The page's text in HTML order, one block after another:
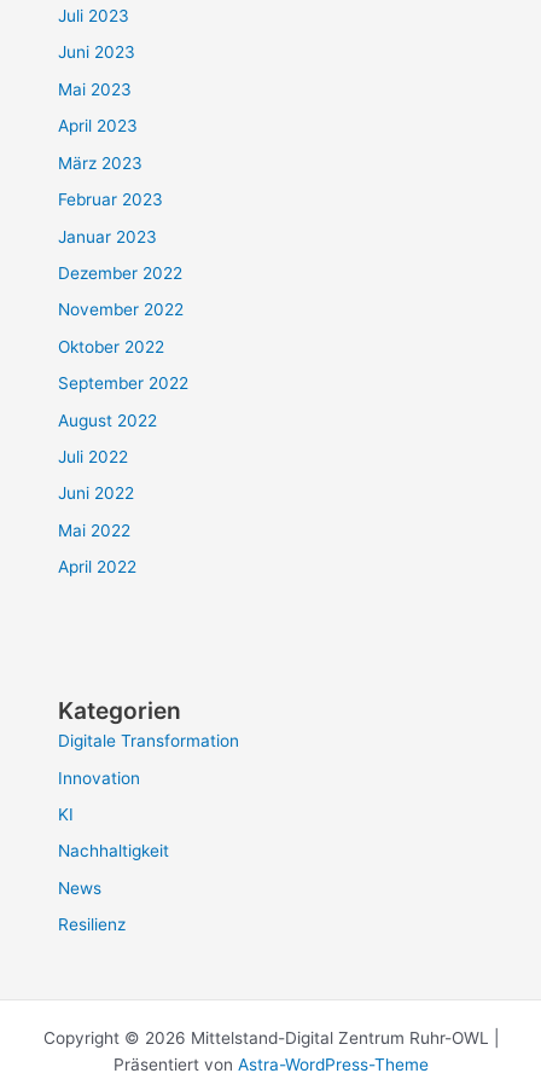
Juli 2023
Juni 2023
Mai 2023
April 2023
März 2023
Februar 2023
Januar 2023
Dezember 2022
November 2022
Oktober 2022
September 2022
August 2022
Juli 2022
Juni 2022
Mai 2022
April 2022
Kategorien
Digitale Transformation
Innovation
KI
Nachhaltigkeit
News
Resilienz
Copyright © 2026 Mittelstand-Digital Zentrum Ruhr-OWL |
Präsentiert von Astra-WordPress-Theme